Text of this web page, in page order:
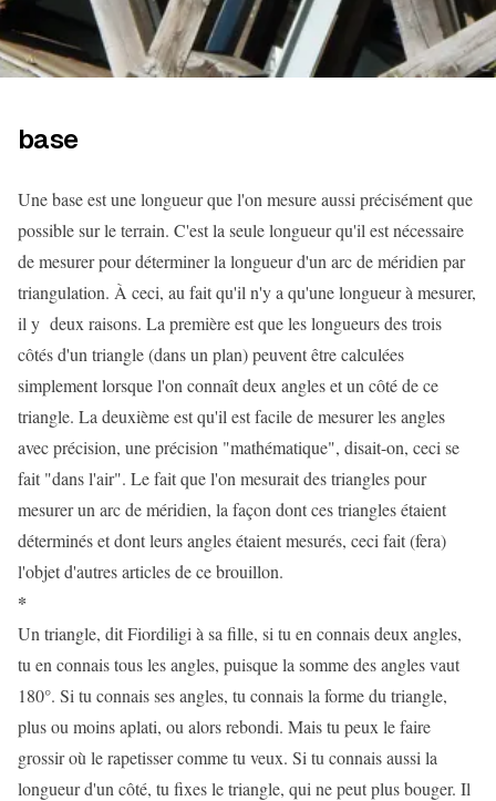
base
Une base est une longueur que l'on mesure aussi précisément que
possible sur le terrain. C'est la seule longueur qu'il est nécessaire
de mesurer pour déterminer la longueur d'un arc de méridien par
triangulation. À ceci, au fait qu'il n'y a qu'une longueur à mesurer,
il y deux raisons. La première est que les longueurs des trois
côtés d'un triangle (dans un plan) peuvent être calculées
simplement lorsque l'on connaît deux angles et un côté de ce
triangle. La deuxième est qu'il est facile de mesurer les angles
avec précision, une précision "mathématique", disait-on, ceci se
fait "dans l'air". Le fait que l'on mesurait des triangles pour
mesurer un arc de méridien, la façon dont ces triangles étaient
déterminés et dont leurs angles étaient mesurés, ceci fait (fera)
l'objet d'autres articles de ce brouillon.
*
Un triangle, dit Fiordiligi à sa fille, si tu en connais deux angles,
tu en connais tous les angles, puisque la somme des angles vaut
180°. Si tu connais ses angles, tu connais la forme du triangle,
plus ou moins aplati, ou alors rebondi. Mais tu peux le faire
grossir où le rapetisser comme tu veux. Si tu connais aussi la
longueur d'un côté, tu fixes le triangle, qui ne peut plus bouger. Il